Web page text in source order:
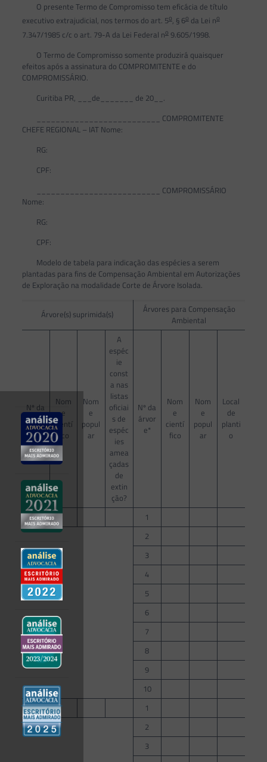
O presente Termo de Compromisso tem eficácia de título
executivo extrajudicial, nos termos do art. 5o, § 6oda Lei no
7.347/1985 c/c o art. 79-A da Lei Federal no9.605/1998.
O Termo de Compromisso somente produzirá quaisquer
efeitos após a assinatura do COMPROMITENTE e do
COMPROMISSÁRIO.
Curitiba PR, ___de_______ de 20__.
__________________________ COMPROMITENTE
CHEFE REGIONAL – IAT Nome:
RG:
CPF:
__________________________ COMPROMISSÁRIO
Nome:
RG:
CPF:
Modelo de tabela para indicação das espécies a serem
plantadas para fins de Compensação Ambiental em Autorizações
de Exploração na modalidade Corte de Árvore Isolada.
Árvore(s) suprimida(s)
Árvores para Compensação
Ambiental
Nº da
árvor
e
Nom
e
cientí
fico
Nom
e
popul
ar
A
espéc
ie
const
a nas
listas
oficiai
s de
espéc
ies
amea
çadas
de
extin
ção?
Nº da
árvor
e*
Nom
e
cientí
fico
Nom
e
popul
ar
Local
de
planti
o
1
1
2
3
4
5
6
7
8
9
10
2
1
2
3